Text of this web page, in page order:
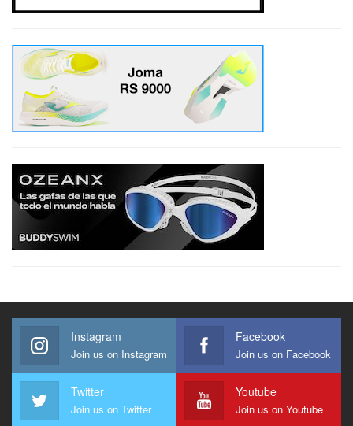
Instagram
Join us on Instagram
Facebook
Join us on Facebook
Twitter
Join us on Twitter
Youtube
Join us on Youtube